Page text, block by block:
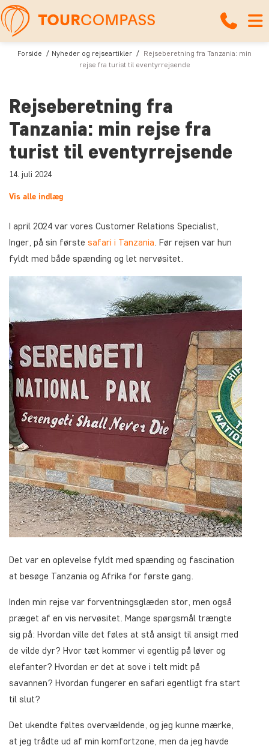
Forside Nyheder og rejseartikler
Rejseberetning fra Tanzania: min
rejse fra turist til eventyrrejsende
Rejseberetning fra
Tanzania: min rejse fra
turist til eventyrrejsende
14. juli 2024
Vis alle indlæg
I april 2024 var vores Customer Relations Specialist,
Inger, på sin første safari i Tanzania. Før rejsen var hun
fyldt med både spænding og let nervøsitet.
Det var en oplevelse fyldt med spænding og fascination
at besøge Tanzania og Afrika for første gang.
Inden min rejse var forventningsglæden stor, men også
præget af en vis nervøsitet. Mange spørgsmål trængte
sig på: Hvordan ville det føles at stå ansigt til ansigt med
de vilde dyr? Hvor tæt kommer vi egentlig på løver og
elefanter? Hvordan er det at sove i telt midt på
savannen? Hvordan fungerer en safari egentligt fra start
til slut?
Det ukendte føltes overvældende, og jeg kunne mærke,
at jeg trådte ud af min komfortzone, men da jeg havde